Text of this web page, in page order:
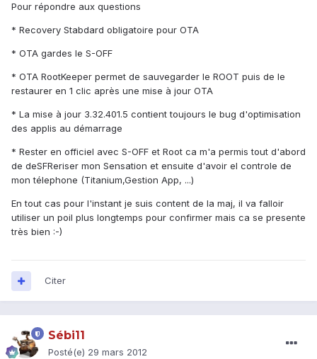
Pour répondre aux questions
* Recovery Stabdard obligatoire pour OTA
* OTA gardes le S-OFF
* OTA RootKeeper permet de sauvegarder le ROOT puis de le
restaurer en 1 clic après une mise à jour OTA
* La mise à jour 3.32.401.5 contient toujours le bug d'optimisation
des applis au démarrage
* Rester en officiel avec S-OFF et Root ca m'a permis tout d'abord
de deSFReriser mon Sensation et ensuite d'avoir el controle de
mon télephone (Titanium,Gestion App, ...)
En tout cas pour l'instant je suis content de la maj, il va falloir
utiliser un poil plus longtemps pour confirmer mais ca se presente
très bien :-)
Citer
Sébi11
Posté(e) 29 mars 2012